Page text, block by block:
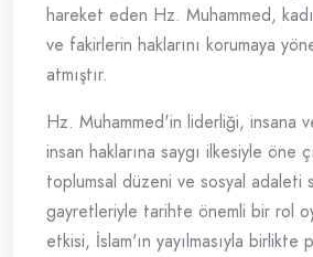
hareket eden Hz. Muhammed,
ve fakirlerin haklarını korumaya
atmıştır.
Hz. Muhammed'in liderliği, insana
insan haklarına saygı ilkesiyle öne
toplumsal düzeni ve sosyal adaleti
gayretleriyle tarihte önemli bir rol
etkisi, İslam'ın yayılmasıyla birlikte